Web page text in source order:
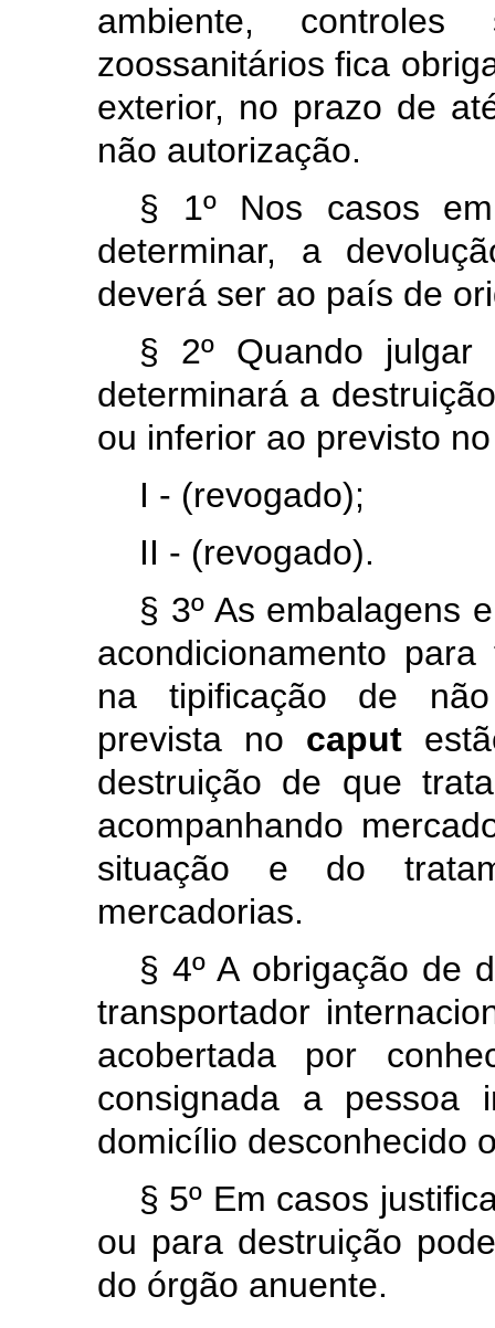
ambiente, controles
zoossanitários fica
exterior, no prazo de
não autorização.
§ 1º Nos casos
determinar, a
deverá ser ao país de
§ 2º Quando julgar
determinará a
ou inferior ao previsto
I - (revogado);
II - (revogado).
§ 3º As embalagens
acondicionamento
na tipificação de
prevista no caput
destruição de que
acompanhando
situação e do
mercadorias.
§ 4º A obrigação de
transportador
acobertada por
consignada a pessoa
domicílio desconhecido
§ 5º Em casos
ou para destruição
do órgão anuente.